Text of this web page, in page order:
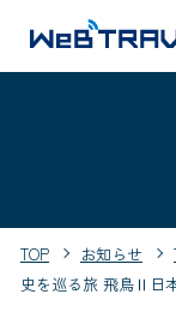
TOP お知らせ
史を巡る旅 飛鳥Ⅱ日